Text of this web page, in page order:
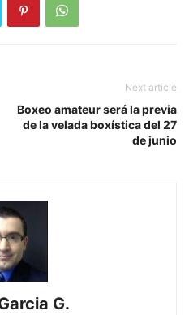
Next article
Boxeo amateur será la previa
de la velada boxística del 27
de junio
G.